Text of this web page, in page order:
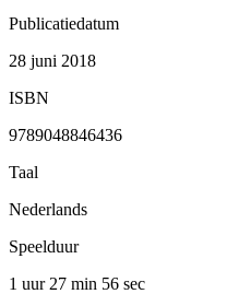
Publicatiedatum
28 juni 2018
ISBN
9789048846436
Taal
Nederlands
Speelduur
1 uur 27 min 56 sec